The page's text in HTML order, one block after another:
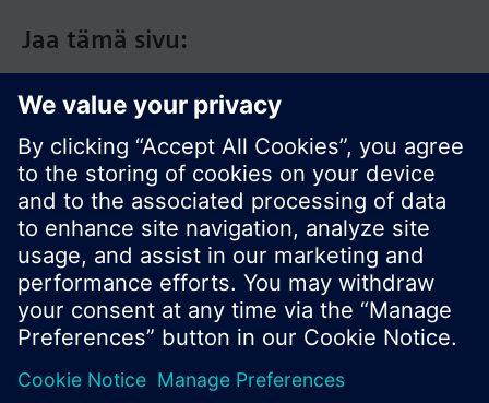
Jaa tämä sivu:
© Siemens Switzerland Ltd. 2017